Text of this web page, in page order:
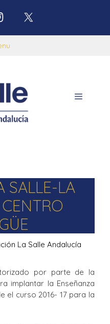
SALLE-LA
La Salle Andalucía
por parte de la
implantar la Enseñanza
el curso 2016- 17 para la